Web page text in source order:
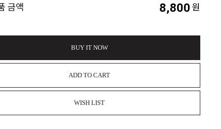
금액 8,800원
BUY IT NOW
ADD TO CART
WISH LIST